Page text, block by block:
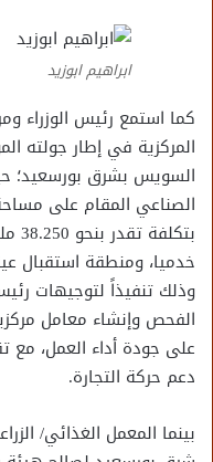
ابراهيم ابوزيد
كما استمع رئيس الوزراء
المركزية في إطار جولته
السويس بشرق بورسعيد؛
وذلك تنفيذاً لتوجيهات
الفحص وإنشاء معامل
على جودة أداء العمل، مع
دعم حركة التجارة.